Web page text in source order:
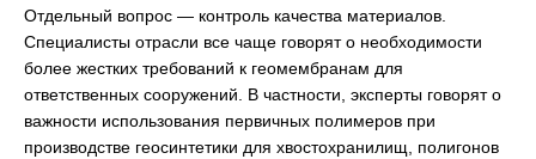
Отдельный вопрос — контроль качества материалов.
Специалисты отрасли все чаще говорят о необходимости
более жестких требований к геомембранам для
ответственных сооружений. В частности, эксперты говорят о
важности использования первичных полимеров при
производстве геосинтетики для хвостохранилищ, полигонов